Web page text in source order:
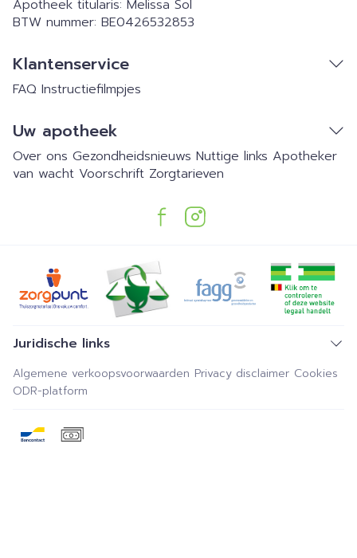
Apotheek titularis: Melissa Sol
BTW nummer: BE0426532853
Klantenservice
FAQ Instructiefilmpjes
Uw apotheek
Over ons Gezondheidsnieuws Nuttige links Apotheker
van wacht Voorschrift Zorgtarieven
Juridische links
Algemene verkoopsvoorwaarden Privacy disclaimer Cookies
ODR-platform